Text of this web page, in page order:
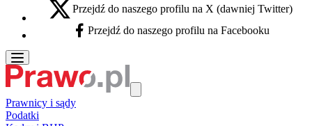
X - otwiera się w nowej karcie
Przejdź do naszego profilu na X (dawniej Twitter)
Facebook - otwiera się w nowej karcie
Przejdź do naszego profilu na Facebooku
Prawnicy i sądy
Podatki